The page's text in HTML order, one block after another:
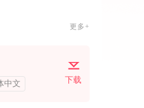
更多+
中文 下载